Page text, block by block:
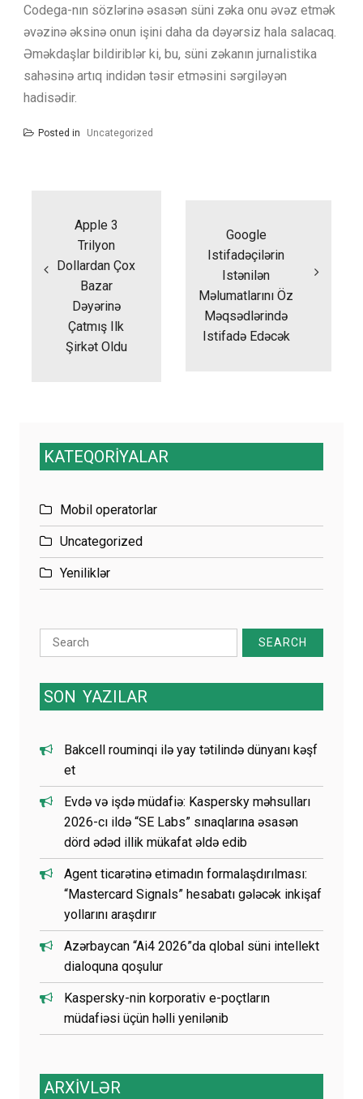
Codega-nın sözlərinə əsasən süni zəka onu əvəz etmək
əvəzinə əksinə onun işini daha da dəyərsiz hala salacaq.
Əməkdaşlar bildiriblər ki, bu, süni zəkanın jurnalistika
sahəsinə artıq indidən təsir etməsini sərgiləyən
hadisədir.
Posted in Uncategorized
Apple 3
Trilyon
Dollardan Çox
Bazar
Dəyərinə
Çatmış Ilk
Şirkət Oldu
Google
Istifadəçilərin
Istənilən
Məlumatlarını Öz
Məqsədlərində
Istifadə Edəcək
KATEQORİYALAR
Mobil operatorlar
Uncategorized
Yeniliklər
Search
for:
SON YAZILAR
Bakcell rouminqi ilə yay tətilində dünyanı kəşf
et
Evdə və işdə müdafiə: Kaspersky məhsulları
2026-cı ildə “SE Labs” sınaqlarına əsasən
dörd ədəd illik mükafat əldə edib
Agent ticarətinə etimadın formalaşdırılması:
“Mastercard Signals” hesabatı gələcək inkişaf
yollarını araşdırır
Azərbaycan “Ai4 2026”da qlobal süni intellekt
dialoquna qoşulur
Kaspersky-nin korporativ e-poçtların
müdafiəsi üçün həlli yenilənib
ARXİVLƏR